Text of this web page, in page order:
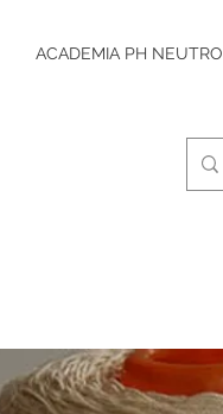
ACADEMIA PH NEUTRO